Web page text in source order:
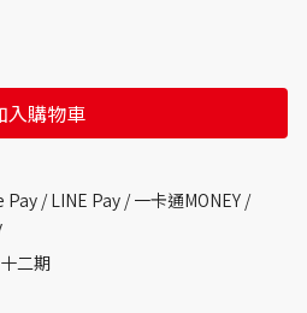
入購物車
Pay /LINE Pay / 一卡通MONEY /
二期